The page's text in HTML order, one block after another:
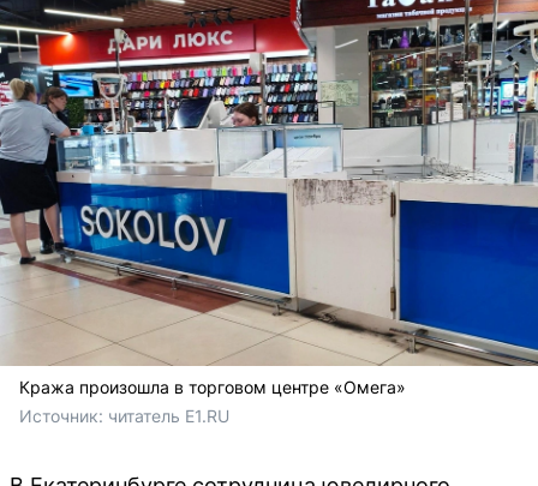
Кража произошла в торговом центре «Омега»
Источник: читатель Е1.RU